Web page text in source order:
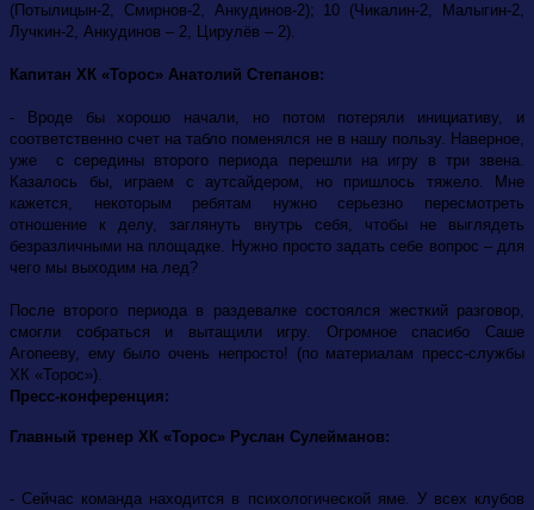
(Потылицын-2, Смирнов-2, Анкудинов-2); 10 (Чикалин-2, Малыгин-2,
Лучкин-2, Анкудинов – 2, Цирулёв – 2).
Капитан ХК «Торос» Анатолий Степанов:
- Вроде бы хорошо начали, но потом потеряли инициативу, и
соответственно счет на табло поменялся не в нашу пользу. Наверное,
уже с середины второго периода перешли на игру в три звена.
Казалось бы, играем с аутсайдером, но пришлось тяжело. Мне
кажется, некоторым ребятам нужно серьезно пересмотреть
отношение к делу, заглянуть внутрь себя, чтобы не выглядеть
безразличными на площадке. Нужно просто задать себе вопрос – для
чего мы выходим на лед?
После второго периода в раздевалке состоялся жесткий разговор,
смогли собраться и вытащили игру. Огромное спасибо Саше
Агопееву, ему было очень непросто! (по материалам пресс-службы
ХК «Торос»).
Пресс-конференция:
Главный тренер ХК «Торос» Руслан Сулейманов:
- Сейчас команда находится в психологической яме. У всех клубов